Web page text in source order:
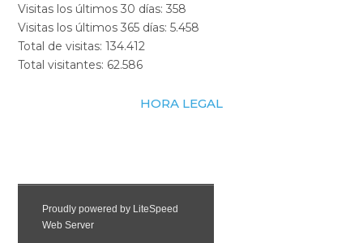
Visitas los últimos 30 días:358
Visitas los últimos 365 días:5.458
Total de visitas:134.412
Total visitantes: 62.586
HORA LEGAL